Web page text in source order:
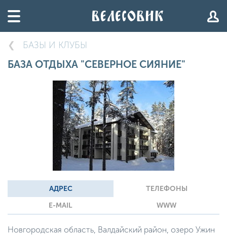
БАЗЫ И КЛУБЫ
БАЗА ОТДЫХА "СЕВЕРНОЕ СИЯНИЕ"
АДРЕС
ТЕЛЕФОНЫ
E-MAIL
WWW
Новгородская область, Валдайский район, озеро Ужин